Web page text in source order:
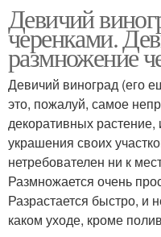
Девичий
черенками.
размножение
Девичий виноград (его
это, пожалуй, самое
декоративных
украшения своих
нетребователен ни к
Размножается очень
Разрастается быстро, и
каком уходе, кроме